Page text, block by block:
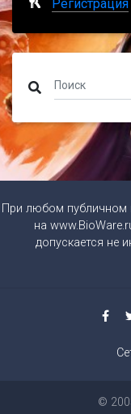
Регистрация
При любом публичном
на
допускается не
©